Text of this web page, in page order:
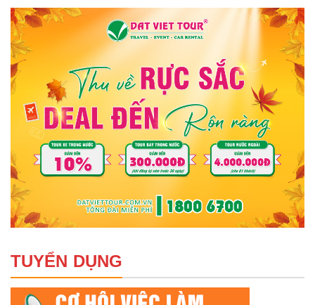
TUYỂN DỤNG